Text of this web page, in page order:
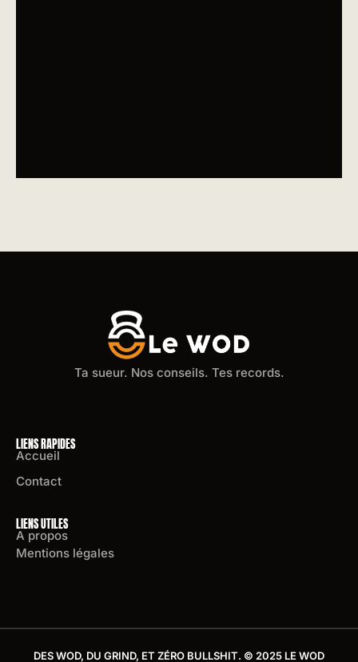
Ta sueur. Nos conseils. Tes records.
LIENS RAPIDES
Accueil
Contact
LIENS UTILES
A propos
Mentions légales
DES WOD, DU GRIND, ET ZÉRO BULLSHIT. © 2025 LE WOD